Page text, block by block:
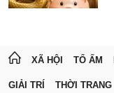
XÃ HỘI TỔ ẤM
GIẢI TRÍ THỜI TRANG